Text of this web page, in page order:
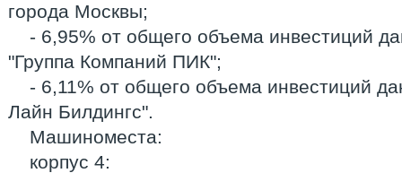
города Москвы;
- 6,95% от общего объема инвестиций
"Группа Компаний ПИК";
- 6,11% от общего объема инвестиций
Лайн Билдингс".
Машиноместа:
корпус 4: